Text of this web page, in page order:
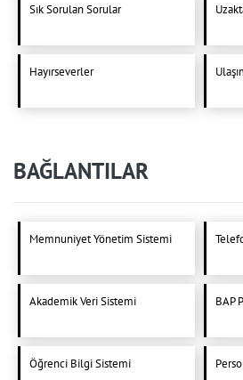
Sık Sorulan Sorular
Hayırseverler
BAĞLANTILAR
Memnuniyet Yönetim Sistemi
Akademik Veri Sistemi BAP
Öğrenci Bilgi Sistemi